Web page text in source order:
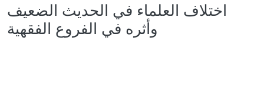
اختلاف العلماء في الحديث الضعيف
وأثره في الفروع الفقهية